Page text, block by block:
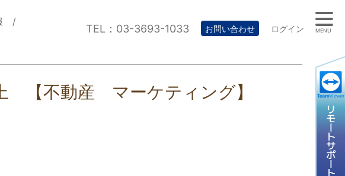
TEL：03-3693-1033 お問い合わせ ログイン
【不動産 マーケティング】
MENU